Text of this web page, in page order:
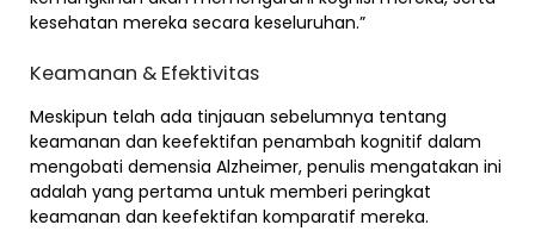
kesehatan mereka secara keseluruhan.”
Keamanan & Efektivitas
Meskipun telah ada tinjauan sebelumnya tentang
keamanan dan keefektifan penambah kognitif dalam
mengobati demensia Alzheimer, penulis mengatakan ini
adalah yang pertama untuk memberi peringkat
keamanan dan keefektifan komparatif mereka.